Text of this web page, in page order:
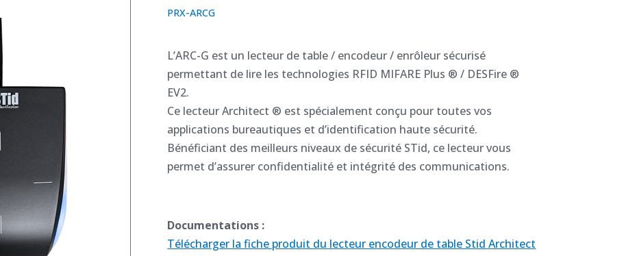
PRX-ARCG
L’ARC-G est un lecteur de table / encodeur / enrôleur sécurisé
permettant de lire les technologies RFID MIFARE Plus ® / DESFire ®
EV2.
Ce lecteur Architect ® est spécialement conçu pour toutes vos
applications bureautiques et d’identification haute sécurité.
Bénéficiant des meilleurs niveaux de sécurité STid, ce lecteur vous
permet d’assurer confidentialité et intégrité des communications.
Documentations :
Télécharger la fiche produit du lecteur encodeur de table Stid Architect